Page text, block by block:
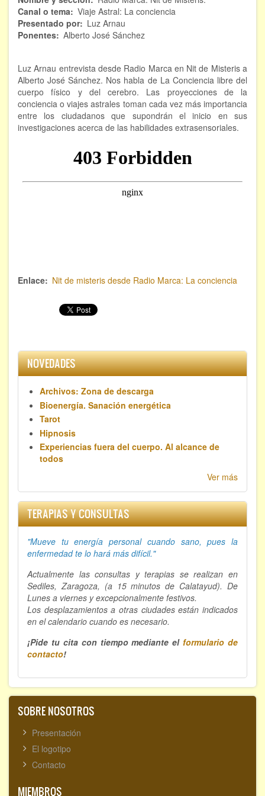
FORMACIÓN
Bioenergía Cuántica Evolutiva
Limpieza de las energías - - Próximamente TALLER
PRÁCTICO
NOTICIAS Y ENTREVISTAS
Hipnosis regresiva
Bioenergía. Sanación energética
DESCARGAS
Canal o tema Viaje Astral: La conciencia
Presentado por
Luz Arnau
Ponentes Alberto José Sánchez
Luz Arnau entrevista desde Radio Marca en Nit de Misteris a
Alberto José Sánchez. Nos habla de La Conciencia libre del
cuerpo físico y del cerebro. Las proyecciones de la
conciencia o viajes astrales toman cada vez más importancia
entre los ciudadanos que supondrán el inicio en sus
investigaciones acerca de las habilidades extrasensoriales.
Enlace Nit de misteris desde Radio Marca: La conciencia
NOVEDADES
Archivos: Zona de descarga
Bioenergía. Sanación energética
Tarot
Hipnosis
Experiencias fuera del cuerpo. Al alcance de
todos
Ver más
TERAPIAS Y CONSULTAS
"Mueve tu energía personal cuando sano, pues la
enfermedad te lo hará más difícil."
Actualmente las consultas y terapias se realizan en
Sediles, Zaragoza, (a 15 minutos de Calatayud). De
Lunes a viernes y excepcionalmente festivos.
Los desplazamientos a otras ciudades están indicados
en el calendario cuando es necesario.
¡Pide tu cita con tiempo mediante el formulario de
contacto!
SOBRE NOSOTROS
Presentación
El logotipo
Contacto
MIEMBROS